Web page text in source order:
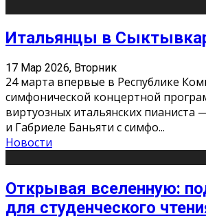
Итальянцы в
17 Мар 2026, Вторник
24 марта впервые в Республике
симфонической концертной
виртуозных итальянских пианиста
и Габриеле Баньяти с симфо...
Новости
Открывая вселенную:
для студенческого